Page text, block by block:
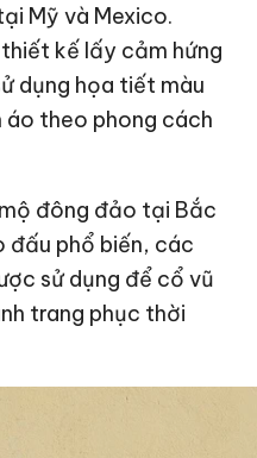
Mỹ và Mexico.
kế lấy cảm hứng
dụng họa tiết màu
áo theo phong cách
đông đảo tại Bắc
đấu phổ biến, các
sử dụng để cổ vũ
trang phục thời